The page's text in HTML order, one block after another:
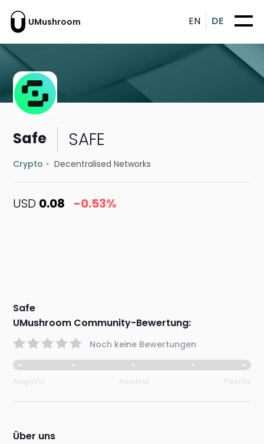
UMushroom EN DE
Safe SAFE
Crypto Decentralised Networks
USD 0.08 -0.53%
Safe
UMushroom Community-Bewertung:
Noch keine Bewertungen
Über uns